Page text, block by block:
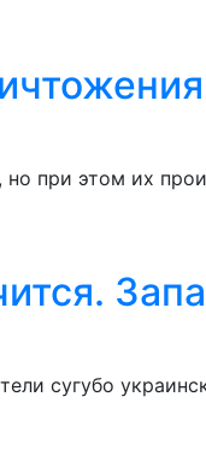
но при этом их
сугубо